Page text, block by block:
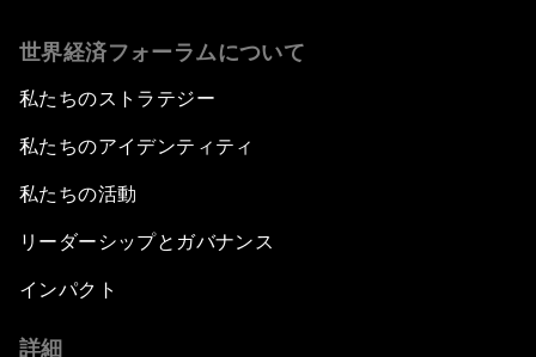
世界経済フォーラムについて
私たちのストラテジー
私たちのアイデンティティ
私たちの活動
リーダーシップとガバナンス
インパクト
詳細